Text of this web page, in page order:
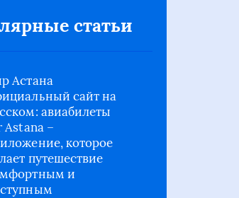
статьи
Астана
сайт на
авиабилеты
Astana –
которое
путешествие
и